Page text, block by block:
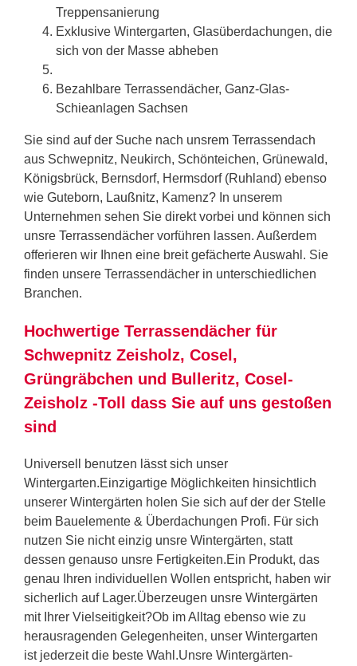
Treppensanierung
Exklusive Wintergarten, Glasüberdachungen, die
sich von der Masse abheben
Bezahlbare Terrassendächer, Ganz-Glas-
Schieanlagen Sachsen
Sie sind auf der Suche nach unsrem Terrassendach
aus Schwepnitz, Neukirch, Schönteichen, Grünewald,
Königsbrück, Bernsdorf, Hermsdorf (Ruhland) ebenso
wie Guteborn, Laußnitz, Kamenz? In unserem
Unternehmen sehen Sie direkt vorbei und können sich
unsre Terrassendächer vorführen lassen. Außerdem
offerieren wir Ihnen eine breit gefächerte Auswahl. Sie
finden unsere Terrassendächer in unterschiedlichen
Branchen.
Hochwertige Terrassendächer für
Schwepnitz Zeisholz, Cosel,
Grüngräbchen und Bulleritz, Cosel-
Zeisholz -Toll dass Sie auf uns gestoßen
sind
Universell benutzen lässt sich unser
Wintergarten.Einzigartige Möglichkeiten hinsichtlich
unserer Wintergärten holen Sie sich auf der der Stelle
beim Bauelemente & Überdachungen Profi. Für sich
nutzen Sie nicht einzig unsre Wintergärten, statt
dessen genauso unsre Fertigkeiten.Ein Produkt, das
genau Ihren individuellen Wollen entspricht, haben wir
sicherlich auf Lager.Überzeugen unsre Wintergärten
mit Ihrer Vielseitigkeit?Ob im Alltag ebenso wie zu
herausragenden Gelegenheiten, unser Wintergarten
ist jederzeit die beste Wahl.Unsre Wintergärten-